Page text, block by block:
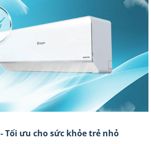
- Tối ưu cho sức khỏe trẻ nhỏ